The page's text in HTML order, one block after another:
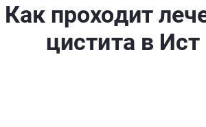
Как проходит
цистита в